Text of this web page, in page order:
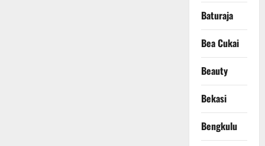
Baturaja
Bea Cukai
Beauty
Bekasi
Bengkulu